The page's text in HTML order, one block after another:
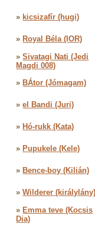
» kicsizafír (hugi)
» Royal Béla (IOR)
»Sivatagi Nati (Jedi
Magdi 008)
» BÁtor (Jómagam)
»el Bandi (Juri)
» Hó-rukk (Kata)
» Pupukele (Kele)
» Bence-boy (Kilián)
»Wilderer
» Emma teve (Kocsis
Dia)